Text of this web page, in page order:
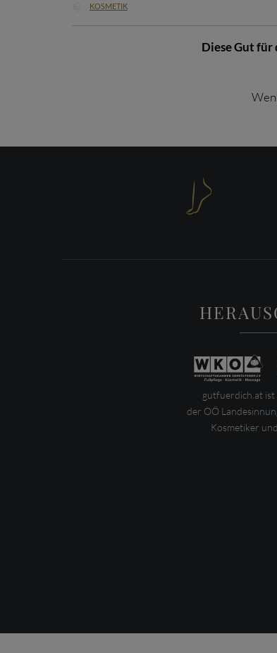
KOSMETIK
Diese Gut

gutfuerdich.at
der OÖ
Kosmetiker